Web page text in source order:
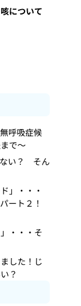
咳について
呼吸症候
で～
ない？ そん
」・・・
ート２！
・・・そ
した！じ
？